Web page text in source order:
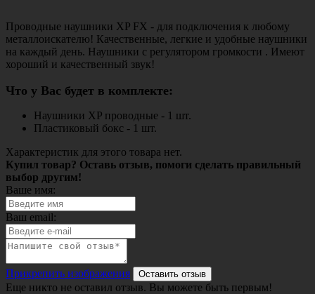
Проводные наушники XP FX - для подключения к любому
металлоискателю! Качественные, легкие и удобные наушники
на каждый день. Наушники с регулятором громкости . Имеют
хороший и качественный звук!
Что у Вас будет в комплекте:
Наушники XP проводные - 1 шт.
Пластиковый бокс - 1 шт.
Характеристик для этого товара нет.
Купил товар? Оставь отзыв, помоги сделать правильный
выбор другим!
Ваше имя:
Ваш email:
Прикрепить изображения Оставить отзыв
Еще никто не оставил отзыв. Вы можете быть первым!